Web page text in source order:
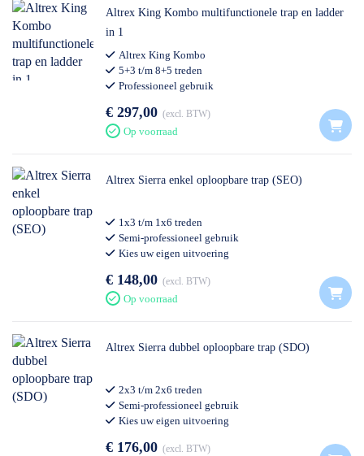
Altrex King Kombo multifunctionele trap en ladder
in 1
Altrex King Kombo
5+3 t/m 8+5 treden
Professioneel gebruik
€ 297,00 excl. BTW
Op voorraad
Altrex Sierra enkel oploopbare trap (SEO)
1x3 t/m 1x6 treden
Semi-professioneel gebruik
Kies uw eigen uitvoering
€ 148,00 excl. BTW
Op voorraad
Altrex Sierra dubbel oploopbare trap (SDO)
2x3 t/m 2x6 treden
Semi-professioneel gebruik
Kies uw eigen uitvoering
€ 176,00 excl. BTW